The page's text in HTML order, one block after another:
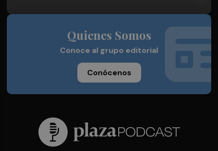
Quienes Somos
Conoce al grupo editorial
Conócenos